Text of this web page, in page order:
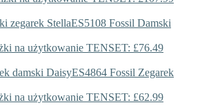
ES5108 Fossil Damski
na użytkowanie TENSET: £76.49
ES4864 Fossil Zegarek
na użytkowanie TENSET: £62.99